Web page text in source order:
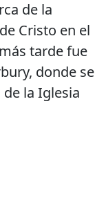
de la
Cristo en el
tarde fue
donde se
la Iglesia